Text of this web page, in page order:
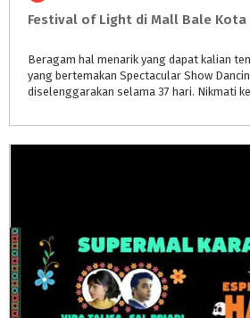
Festival of Light di Mall Bale Kota
Beragam hal menarik yang dapat kalian
yang bertemakan Spectacular Show